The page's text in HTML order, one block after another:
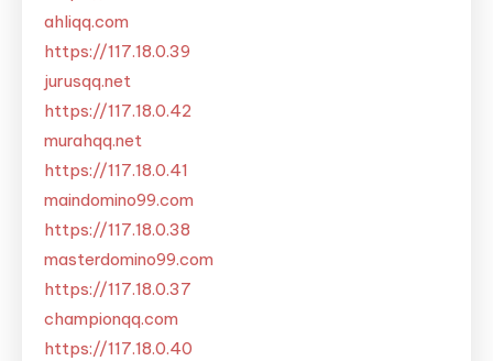
ahliqq.com
https://117.18.0.39
jurusqq.net
https://117.18.0.42
murahqq.net
https://117.18.0.41
maindomino99.com
https://117.18.0.38
masterdomino99.com
https://117.18.0.37
championqq.com
https://117.18.0.40